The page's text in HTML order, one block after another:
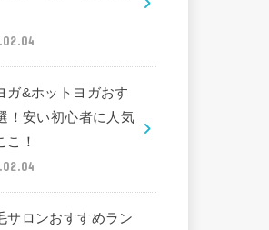
ガ&ホットヨガおす
！安い初心者に人気
こ！
サロンおすすめラン